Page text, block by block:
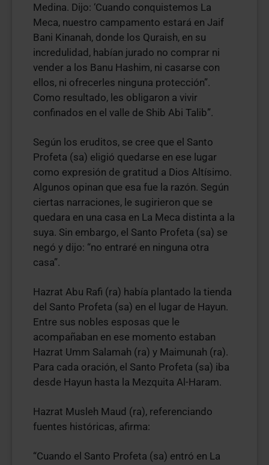
Medina. Dijo: ‘Cuando conquistemos La
Meca, nuestro campamento estará en Jaif
Bani Kinanah, donde los Quraish, en su
incredulidad, habían jurado no comprar ni
vender a los Banu Hashim, ni casarse con
ellos, ni ofrecerles ninguna protección”.
Como resultado, les obligaron a vivir
confinados en el valle de Shib Abi Talib”.
Según los eruditos, se cree que el Santo
Profeta (sa) eligió quedarse en ese lugar
como expresión de gratitud a Dios Altísimo.
Algunos opinan que esa fue la razón. Según
ciertas narraciones, le sugirieron que se
quedara en una casa en La Meca distinta a la
suya. Sin embargo, el Santo Profeta (sa) se
negó y dijo: “no entraré en ninguna otra
casa”.
Hazrat Abu Rafi (ra) había plantado la tienda
del Santo Profeta (sa) en el lugar de Hayun.
Entre sus nobles esposas que le
acompañaban en ese momento estaban
Hazrat Umm Salamah (ra) y Maimunah (ra).
Para cada oración, el Santo Profeta (sa) iba
desde Hayun hasta la Mezquita Al-Haram.
Hazrat Musleh Maud (ra), referenciando
fuentes históricas, afirma:
“Cuando el Santo Profeta (sa) entró en La